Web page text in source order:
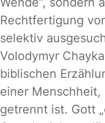
Rechtfertigung
selektiv
Volodymyr
biblischen
einer
getrennt ist. Gott